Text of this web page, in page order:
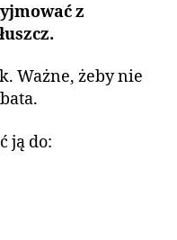
z
Ważne, żeby nie
ją do: